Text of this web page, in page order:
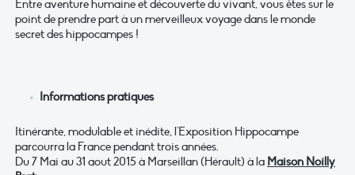
Entre aventure humaine et découverte du vivant, vous êtes sur le
point de prendre part à un merveilleux voyage dans le monde
secret des hippocampes !
Informations pratiques
Itinérante, modulable et inédite, l'Exposition Hippocampe
parcourra la France pendant trois années.
Du 7 Mai au 31 aout 2015 à Marseillan (Hérault) à la Maison Noilly